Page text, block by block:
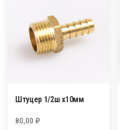
Штуцер 1/2ш х10мм
80,00 ₽